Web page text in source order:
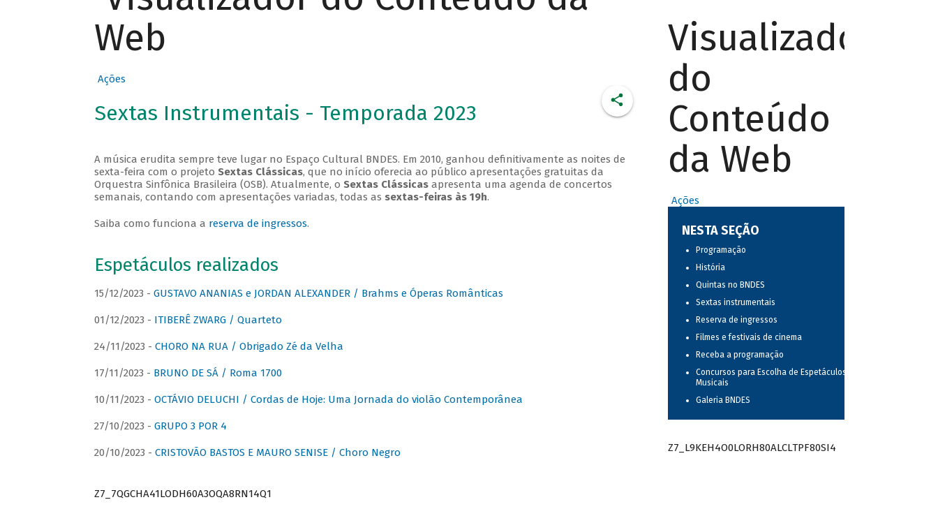
Web
Ações
Sextas Instrumentais - Temporada 2023
A música erudita sempre teve lugar no Espaço Cultural BNDES. Em 2010, ganhou definitivamente as noites de
sexta-feira com o projeto Sextas Clássicas, que no início oferecia ao público apresentações gratuitas da
Orquestra Sinfônica Brasileira (OSB). Atualmente, o Sextas Clássicasapresenta uma agenda de concertos
semanais, contando com apresentações variadas, todas as sextas-feiras às 19h.
Saiba como funciona a reserva de ingressos.
Espetáculos realizados
15/12/2023 - GUSTAVO ANANIAS e JORDAN ALEXANDER / Brahms e Óperas Românticas
01/12/2023 - ITIBERÊ ZWARG / Quarteto
24/11/2023 - CHORO NA RUA / Obrigado Zé da Velha
17/11/2023 - BRUNO DE SÁ / Roma 1700
10/11/2023 - OCTÁVIO DELUCHI / Cordas de Hoje: Uma Jornada do violão Contemporânea
27/10/2023 - GRUPO 3 POR 4
20/10/2023 - CRISTOVÃO BASTOS E MAURO SENISE / Choro Negro
Z7_7QGCHA41LODH60A3OQA8RN14Q1
Visualizador
do
Conteúdo
da Web
Ações
NESTA SEÇÃO
Programação
História
Quintas no BNDES
Sextas instrumentais
Reserva de ingressos
Filmes e festivais de cinema
Receba a programação
Concursos para Escolha de Espetáculos
Musicais
Galeria BNDES
Z7_L9KEH4O0LORH80ALCLTPF80SI4